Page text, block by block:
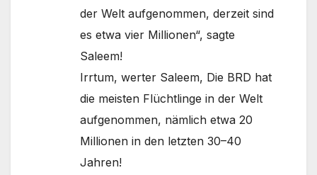
der Welt aufgenommen, derzeit sind
es etwa vier Millionen“, sagte
Saleem!
Irrtum, werter Saleem, Die BRD hat
die meisten Flüchtlinge in der Welt
aufgenommen, nämlich etwa 20
Millionen in den letzten 30–40
Jahren!